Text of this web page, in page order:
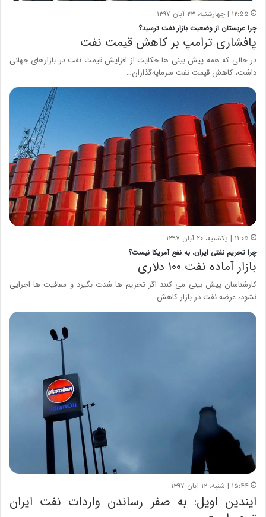
۱۲:۵۵ | چهارشنبه، ۲۳ آبان ۱۳۹۷
چرا عربستان از وضعیت بازار نفت ترسید؟
پافشاری ترامپ بر کاهش قیمت نفت
در حالی که همه پیش بینی ها حکایت از افزایش قیمت نفت در بازارهای جهانی
داشت، کاهش قیمت نفت سرمایه‌گذاران…
۱۱:۰۵ | یکشنبه، ۲۰ آبان ۱۳۹۷
چرا تحریم نفتی ایران، به نفع آمریکا نیست؟
بازار آماده نفت ۱۰۰ دلاری
کارشناسان پیش بینی می کنند اگر تحریم ها شدت بگیرد و معافیت ها اجرایی
نشود، عرضه نفت در بازار کاهش…
۱۵:۴۴ | شنبه، ۱۲ آبان ۱۳۹۷
ایندین اویل: به صفر رساندن واردات نفت ایران